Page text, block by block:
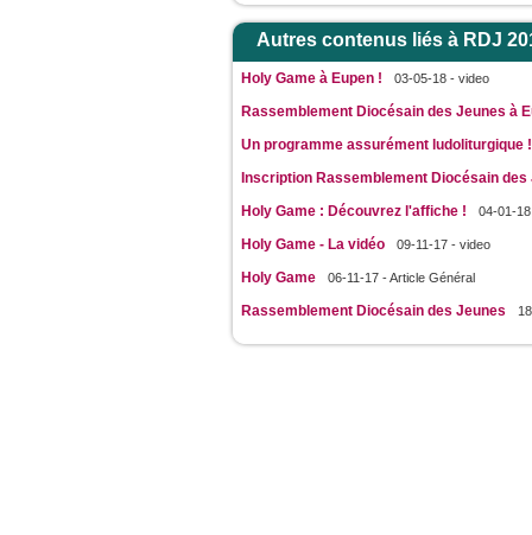
Autres contenus liés à RDJ
Holy Game à Eupen ! 03-05-18 - video
Rassemblement Diocésain des Jeunes à
Un programme assurément ludoliturgique !
Inscription Rassemblement Diocésain des
Holy Game : Découvrez l'affiche !
04-01-
Holy Game - La vidéo 09-11-17 - video
Holy Game 06-11-17 - Article Général
Rassemblement Diocésain des Jeunes